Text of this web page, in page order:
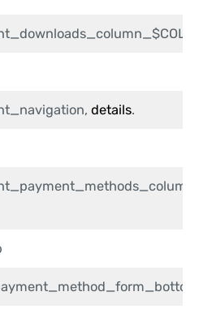
details.